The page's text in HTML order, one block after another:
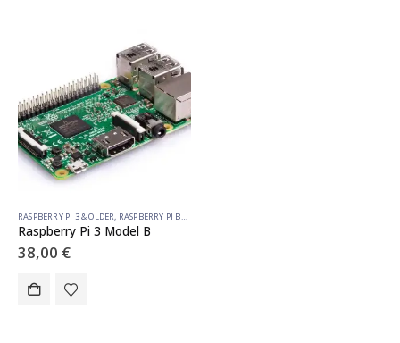
RASPBERRY PI 3 & OLDER, RASPBERRY PI BOARDS
Raspberry Pi 3 Model B
38,00 €